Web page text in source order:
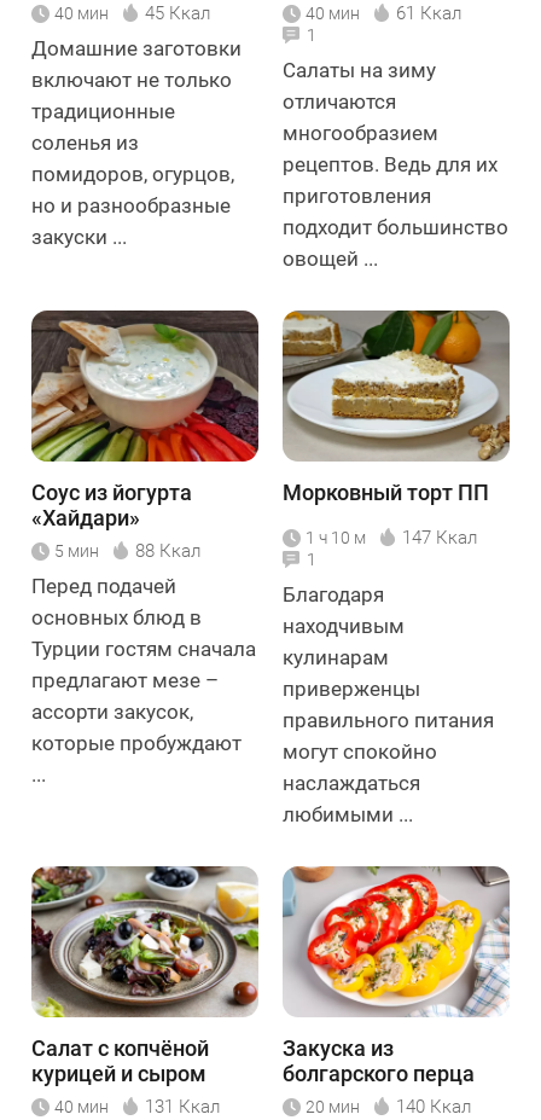
40 мин 45 Ккал
Домашние заготовки
включают не только
традиционные
соленья из
помидоров, огурцов,
но и разнообразные
закуски ...
40 мин 61 Ккал
1
Салаты на зиму
отличаются
многообразием
рецептов. Ведь для их
приготовления
подходит большинство
овощей ...
Соус из йогурта
«Хайдари»
5 мин 88 Ккал
Перед подачей
основных блюд в
Турции гостям сначала
предлагают мезе –
ассорти закусок,
которые пробуждают
...
Морковный торт ПП
1 ч 10 м 147 Ккал
1
Благодаря
находчивым
кулинарам
приверженцы
правильного питания
могут спокойно
наслаждаться
любимыми ...
Салат с копчёной
курицей и сыром
40 мин 131 Ккал
Закуска из
болгарского перца
20 мин 140 Ккал